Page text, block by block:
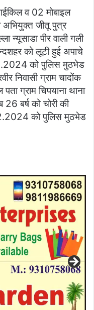
व 02 मोबाइल
जीतू पुत्र
न्यूसाडा पीर वाली गली
को लूटी हुई अपाचे
को पुलिस मुठभेड
निवासी ग्राम चादोंक
पता ग्राम चिपयाना थाना
बर्ष को चोरी की
को पुलिस मुठभेड